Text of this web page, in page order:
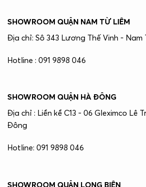
SHOWROOM QUẬN NAM TỪ LIÊM
Địa chỉ: Sô 343 Lương Thế Vinh - Nam
Hotline : 091 9898 046
SHOWROOM QUẬN HÀ ĐÔNG
Địa chỉ : Liền kề C13 - 06 Gleximco Lê
Đông
Hotline: 091 9898 046
SHOWROOM QUẬN LONG BIÊN